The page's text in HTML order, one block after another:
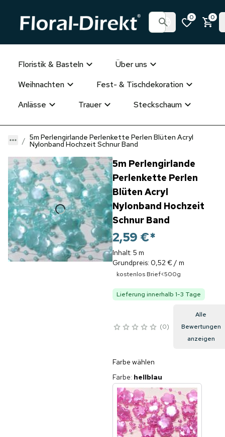
0 0
Floristik & Basteln
Über uns
Weihnachten
Fest- & Tischdekoration
Anlässe
Trauer Steckschaum
5m Perlengirlande Perlenkette Perlen Blüten Acryl
Nylonband Hochzeit Schnur Band
5m Perlengirlande
Perlenkette Perlen
Blüten Acryl
Nylonband Hochzeit
Schnur Band
2,59 €*
Inhalt: 5 m
Grundpreis: 0,52 € / m
kostenlos Brief<500g
Lieferung innerhalb 1-3 Tage
0
Alle
Bewertungen
anzeigen
Farbe wählen
Farbe: hellblau